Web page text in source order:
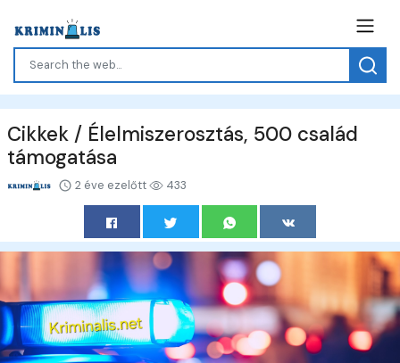
Cikkek / Élelmiszerosztás, 500 család
támogatása
2 éve ezelőtt 433